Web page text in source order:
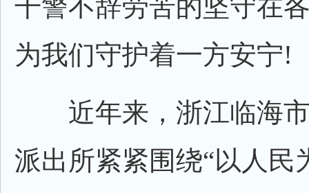
干警不辞劳苦的坚守在
为我们守护着一方安宁!
近年来，浙江临海市
派出所紧紧围绕“以人民